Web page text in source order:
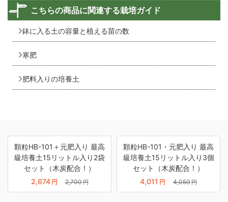
こちらの商品に関連する栽培ガイド
鉢に入る土の容量と植える苗の数
寒肥
肥料入りの培養土
顆粒HB-101＋元肥入り 最高
級培養土15リットル入り2袋
セット（木炭配合！）
2,674 円 2,700円
顆粒HB-101・元肥入り 最高
級培養土15リットル入り3個
セット（木炭配合！）
4,011 円 4,050円